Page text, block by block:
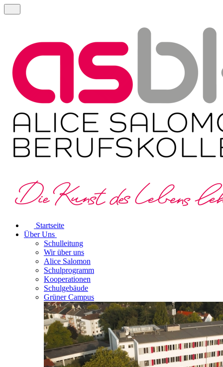
Startseite
Über Uns
Schulleitung
Wir über uns
Alice Salomon
Schulprogramm
Kooperationen
Schulgebäude
Grüner Campus